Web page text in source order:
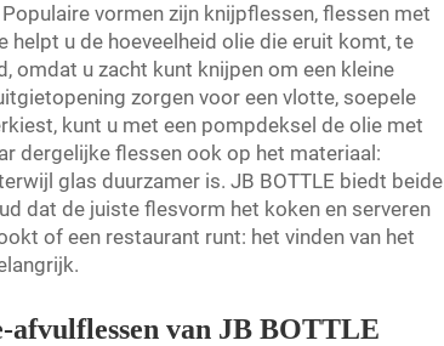
vormen zijn knijpflessen, flessen met
u de hoeveelheid olie die eruit komt, te
omdat u zacht kunt knijpen om een kleine
zorgen voor een vlotte, soepele
kunt u met een pompdeksel de olie met
dergelijke flessen ook op het materiaal:
glas duurzamer is. JB BOTTLE biedt beide
dat de juiste flesvorm het koken en serveren
of een restaurant runt: het vinden van het
afvulflessen van JB BOTTLE